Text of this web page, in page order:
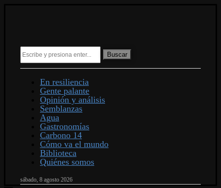
Buscar
En resiliencia
Gente palante
Opinión y análisis
Semblanzas
Agua
Gastronomías
Carbono 14
Cómo va el mundo
Biblioteca
Quiénes somos
sábado, 8 agosto 2026